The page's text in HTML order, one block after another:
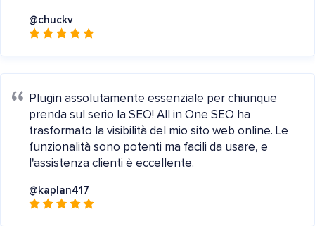
@chuckv
Plugin assolutamente essenziale per chiunque
prenda sul serio la SEO! All in One SEO ha
trasformato la visibilità del mio sito web online. Le
funzionalità sono potenti ma facili da usare, e
l'assistenza clienti è eccellente.
@kaplan417